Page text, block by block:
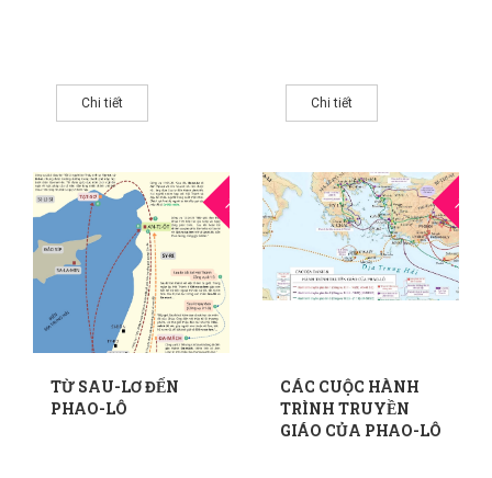
Chi tiết Chi tiết
14
THG6
TỪ SAU-LƠ ĐẾN
PHAO-LÔ
THG6
CÁC CUỘC HÀNH
TRÌNH TRUYỀN
GIÁO CỦA PHAO-LÔ